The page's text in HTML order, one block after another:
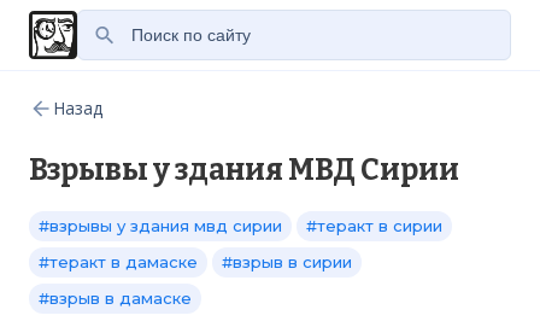
Назад
Взрывы у здания МВД Сирии
#взрывы у здания мвд сирии
#теракт в сирии
#теракт в дамаске
#взрыв в сирии
#взрыв в дамаске